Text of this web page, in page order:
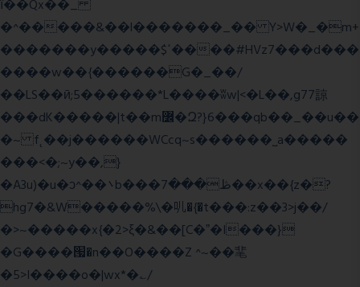
ї��Qx��_
�^�����&��l�������_�� Y>W�_�m+
�������y�����$ߵ����#HVz7���d���
����w��{������G�_��/
��LS��ӣ;5������*L����ʬw|<�L��,g77諒
���dK�����|t��m߼�Զ?}6���qb��_��u��
�~ f˛��j������WCcq~s������˽a�����
���<�;~y��,}
�A3u)�u�ͻ^��܌b���ڟ���7��x��{z�?
hg7�&W�����%\�䶷�{�t���:z��3>j��/
�>~�����x{�2>ξ�&��[C�ˮ�I���}
�G����՗�n��O����Z ^~��靟
�5>I����o�|wx*�؎/